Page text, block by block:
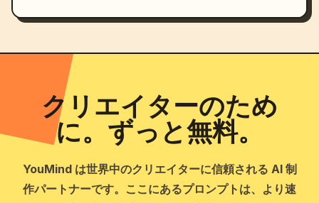
クリエイターのため
に。ずっと無料。
YouMind は世界中のクリエイターに信頼される AI 制
作パートナーです。ここにあるプロンプトは、より速